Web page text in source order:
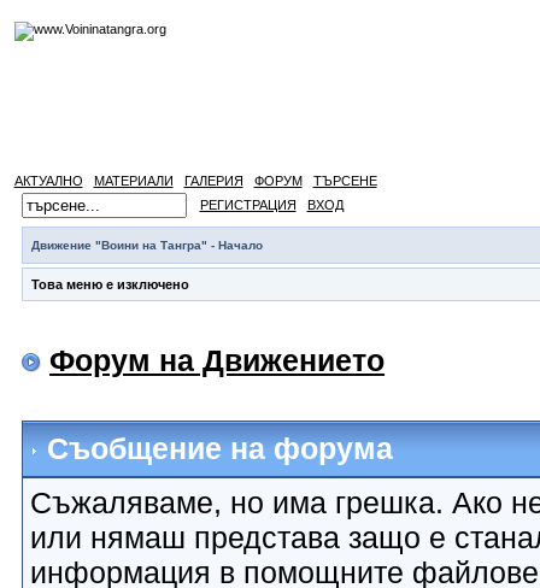
АКТУАЛНО МАТЕРИАЛИ ГАЛЕРИЯ ФОРУМ
ТЪРСЕНЕ
РЕГИСТРАЦИЯ
ВХОД
Движение "Воини на Тангра" - Начало
Това меню е изключено
Форум на Движението
Съобщение на форума
Съжаляваме, но има грешка. Ако
или нямаш представа защо е
информация в помощните